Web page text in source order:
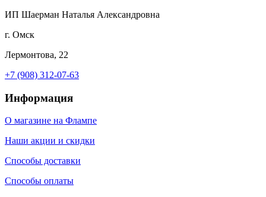
ИП Шаерман Наталья Александровна
г. Омск
Лермонтова, 22
+7 (908) 312-07-63
Информация
О магазине на Флампе
Наши акции и скидки
Способы доставки
Способы оплаты